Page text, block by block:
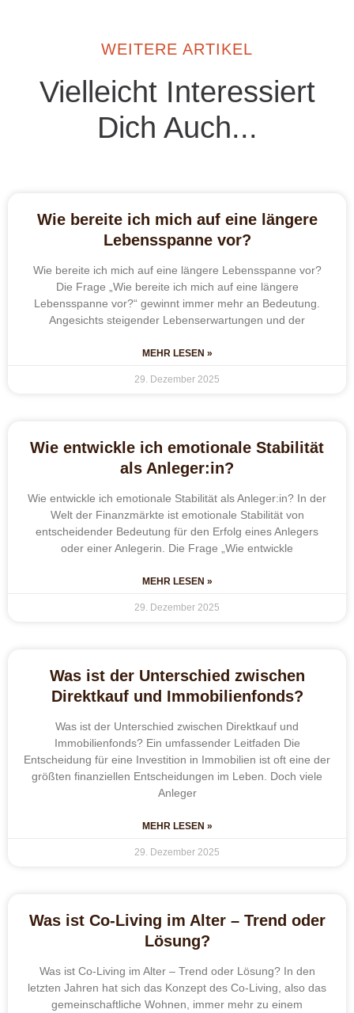
WEITERE ARTIKEL
Vielleicht Interessiert
Dich Auch...
Wie bereite ich mich auf eine längere
Lebensspanne vor?
Wie bereite ich mich auf eine längere Lebensspanne vor?
Die Frage „Wie bereite ich mich auf eine längere
Lebensspanne vor?“ gewinnt immer mehr an Bedeutung.
Angesichts steigender Lebenserwartungen und der
MEHR LESEN »
29. Dezember 2025
Wie entwickle ich emotionale Stabilität
als Anleger:in?
Wie entwickle ich emotionale Stabilität als Anleger:in? In der
Welt der Finanzmärkte ist emotionale Stabilität von
entscheidender Bedeutung für den Erfolg eines Anlegers
oder einer Anlegerin. Die Frage „Wie entwickle
MEHR LESEN »
29. Dezember 2025
Was ist der Unterschied zwischen
Direktkauf und Immobilienfonds?
Was ist der Unterschied zwischen Direktkauf und
Immobilienfonds? Ein umfassender Leitfaden Die
Entscheidung für eine Investition in Immobilien ist oft eine der
größten finanziellen Entscheidungen im Leben. Doch viele
Anleger
MEHR LESEN »
29. Dezember 2025
Was ist Co-Living im Alter – Trend oder
Lösung?
Was ist Co-Living im Alter – Trend oder Lösung? In den
letzten Jahren hat sich das Konzept des Co-Living, also das
gemeinschaftliche Wohnen, immer mehr zu einem